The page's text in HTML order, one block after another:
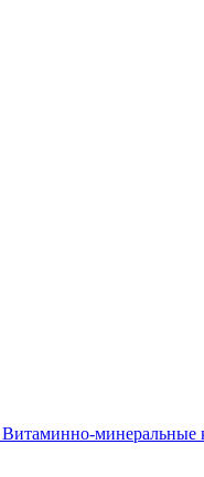
Витаминно-минеральные